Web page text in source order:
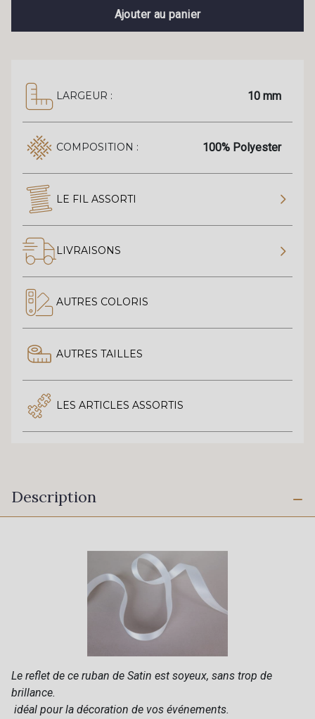
Ajouter au panier
LARGEUR : 10 mm
COMPOSITION : 100% Polyester
LE FIL ASSORTI
LIVRAISONS
AUTRES COLORIS
AUTRES TAILLES
LES ARTICLES ASSORTIS
Description
Le reflet de ce ruban de Satin est soyeux, sans trop de
brillance.
idéal pour la décoration de vos événements.